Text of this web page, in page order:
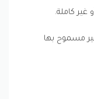
غير كاملة.
مسموح بها